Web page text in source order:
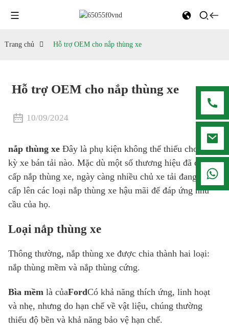
008615916001636
Trang chủ Hỗ trợ OEM cho nắp thùng xe
Hỗ trợ OEM cho nắp thùng xe
10/09/2024
nắp thùng xeĐây là phụ kiện không thể thiếu cho bất
kỳ xe bán tải nào. Mặc dù một số thương hiệu đã cung
cấp nắp thùng xe, ngày càng nhiều chủ xe tải đang nâng
cấp lên các loại nắp thùng xe hậu mãi để đáp ứng nhu
cầu của họ.
Loại nắp thùng xe
Thông thường, nắp thùng xe được chia thành hai loại:
nắp thùng mềm và nắp thùng cứng.
Bìa mềm là củaFordCó khả năng thích ứng, linh hoạt
và nhẹ, nhưng do hạn chế về vật liệu, chúng thường
thiếu độ bền và khả năng bảo vệ hạn chế.